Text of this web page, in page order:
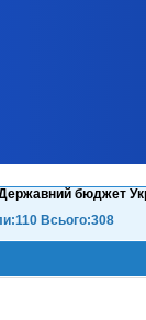
бюджет
Всього:308